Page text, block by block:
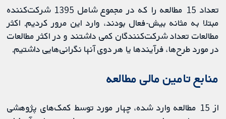
تعداد 15 مطالعه را که در مجموع شامل 1395 شرکت‌کننده
مبتلا به مثانه بیش-فعال بودند، وارد این مرور کردیم. اکثر
مطالعات تعداد شرکت‌کنندگان کمی داشتند و در اکثر مطالعات
در مورد طرح‌ها، فرآیندها یا هر دوی آنها نگرانی‌هایی داشتیم.
منابع تامین مالی مطالعه
از 15 مطالعه وارد شده، چهار مورد توسط کمک‌های پژوهشی